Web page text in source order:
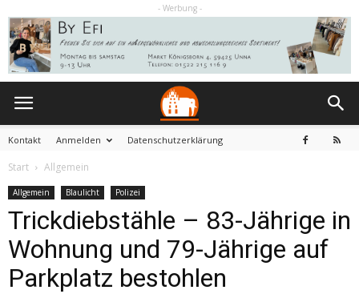
Kontakt Anmelden Datenschutzerklärung
- Werbung -
Start Allgemein
Allgemein Blaulicht Polizei
Trickdiebstähle – 83-Jährige in
Wohnung und 79-Jährige auf
Parkplatz bestohlen